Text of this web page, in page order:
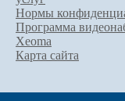
Нормы
Программа
Xeoma
Карта сайта